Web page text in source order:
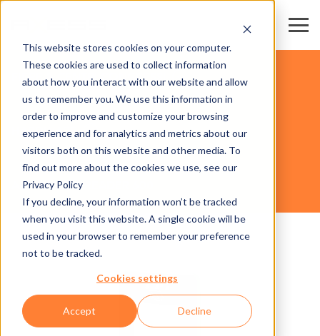
This website stores cookies on your computer.
These cookies are used to collect information
about how you interact with our website and allow
us to remember you. We use this information in
order to improve and customize your browsing
experience and for analytics and metrics about our
visitors both on this website and other media. To
find out more about the cookies we use, see our
Privacy Policy
If you decline, your information won’t be tracked
when you visit this website. A single cookie will be
used in your browser to remember your preference
not to be tracked.
Cookies settings
Accept Decline
AXESS SUITE READER 600
HARDWARE
FIERE & CENTRI CONGRESSI